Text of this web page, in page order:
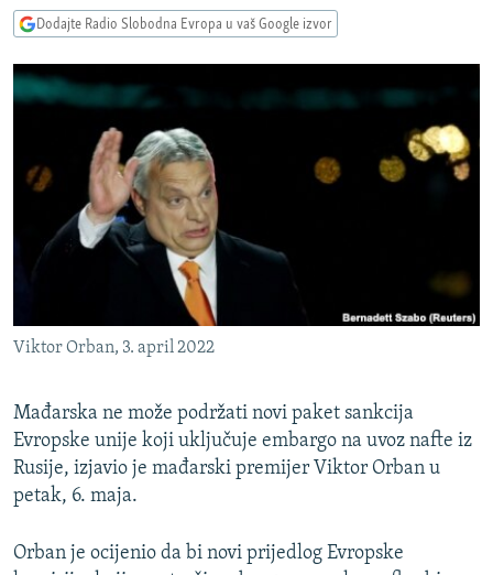
pretragu
INFOGRAFIKE
RAT U UKRAJINI
KINA NA BALKANU
RSE PRIČE IZ SVIJETA
ISPRIČAJ MI
DNEVNO@RSE
SPECIJALI RSE
POPLAVE I KLIZIŠTA U BIH 2024.
TV LIBERTY
POST SCRIPTUM
MOJA EVROPA
SVE KARTE DEJTONA
Sve RFE/RL stranice
Dodajte Radio Slobodna Evropa u vaš Google izvor
Viktor Orban, 3. april 2022
Mađarska ne može podržati novi paket sankcija
Evropske unije koji uključuje embargo na uvoz nafte iz
Rusije, izjavio je mađarski premijer Viktor Orban u
petak, 6. maja.
Orban je ocijenio da bi novi prijedlog Evropske